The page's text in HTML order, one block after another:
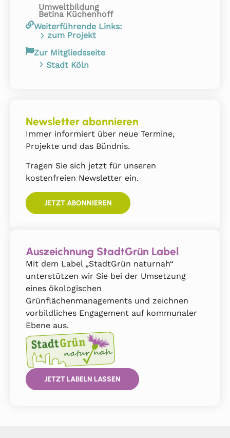
Umweltbildung
Betina Küchenhoff
Weiterführende Links:
zum Projekt
Zur Mitgliedsseite
Stadt Köln
Newsletter abonnieren
Immer informiert über neue Termine,
Projekte und das Bündnis.
Tragen Sie sich jetzt für unseren
kostenfreien Newsletter ein.
JETZT ABONNIEREN
Auszeichnung StadtGrün Label
Mit dem Label „StadtGrün naturnah“
unterstützen wir Sie bei der Umsetzung
eines ökologischen
Grünflächenmanagements und zeichnen
vorbildliches Engagement auf kommunaler
Ebene aus.
JETZT LABELN LASSEN